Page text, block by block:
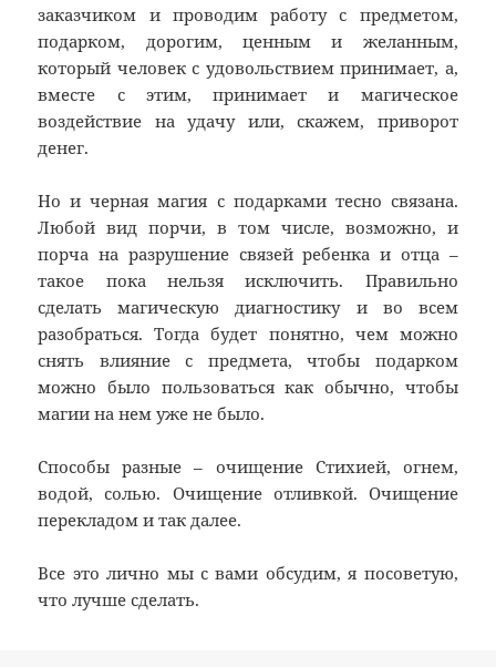
заказчиком и проводим работу с предметом,
подарком, дорогим, ценным и желанным,
который человек с удовольствием принимает, а,
вместе с этим, принимает и магическое
воздействие на удачу или, скажем, приворот
денег.
Но и черная магия с подарками тесно связана.
Любой вид порчи, в том числе, возможно, и
порча на разрушение связей ребенка и отца –
такое пока нельзя исключить. Правильно
сделать магическую диагностику и во всем
разобраться. Тогда будет понятно, чем можно
снять влияние с предмета, чтобы подарком
можно было пользоваться как обычно, чтобы
магии на нем уже не было.
Способы разные – очищение Стихией, огнем,
водой, солью. Очищение отливкой. Очищение
перекладом и так далее.
Все это лично мы с вами обсудим, я посоветую,
что лучше сделать.